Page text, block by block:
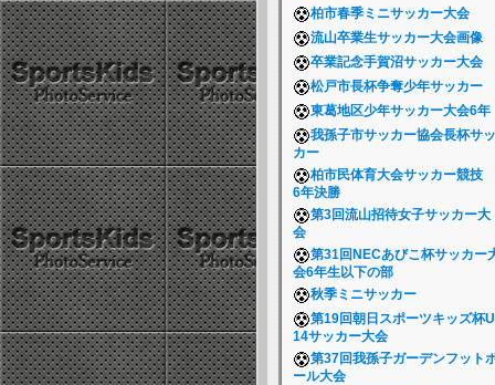
柏市春季ミニサッカー大会
流山卒業生サッカー大会画像
卒業記念手賀沼サッカー大会
松戸市長杯争奪少年サッカー
東葛地区少年サッカー大会6年
我孫子市サッカー協会長杯サッ
カー
柏市民体育大会サッカー競技
6年決勝
第3回流山招待女子サッカー大
会
第31回NECあびこ杯サッカー
会6年生以下の部
秋季ミニサッカー
第19回朝日スポーツキッズ杯
14サッカー大会
第37回我孫子ガーデンフット
ール大会